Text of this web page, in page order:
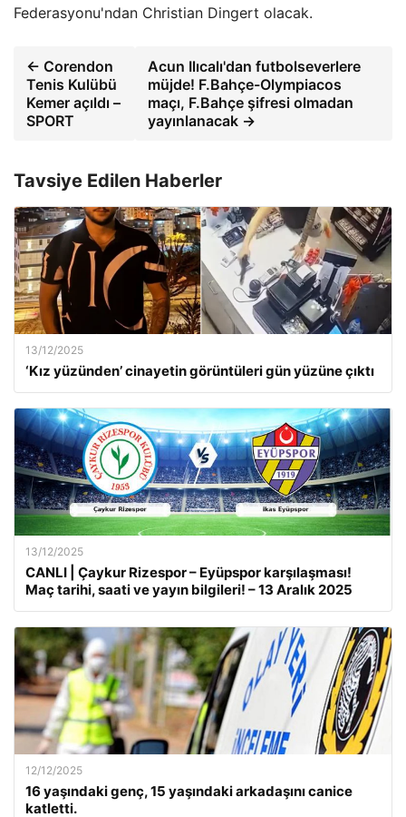
Federasyonu'ndan Christian Dingert olacak.
← Corendon
Tenis Kulübü
Kemer açıldı –
SPORT
Acun Ilıcalı'dan futbolseverlere
müjde! F.Bahçe-Olympiacos
maçı, F.Bahçe şifresi olmadan
yayınlanacak →
Tavsiye Edilen Haberler
13/12/2025
‘Kız yüzünden’ cinayetin görüntüleri gün yüzüne çıktı
13/12/2025
CANLI | Çaykur Rizespor – Eyüpspor karşılaşması!
Maç tarihi, saati ve yayın bilgileri! – 13 Aralık 2025
12/12/2025
16 yaşındaki genç, 15 yaşındaki arkadaşını canice
katletti.